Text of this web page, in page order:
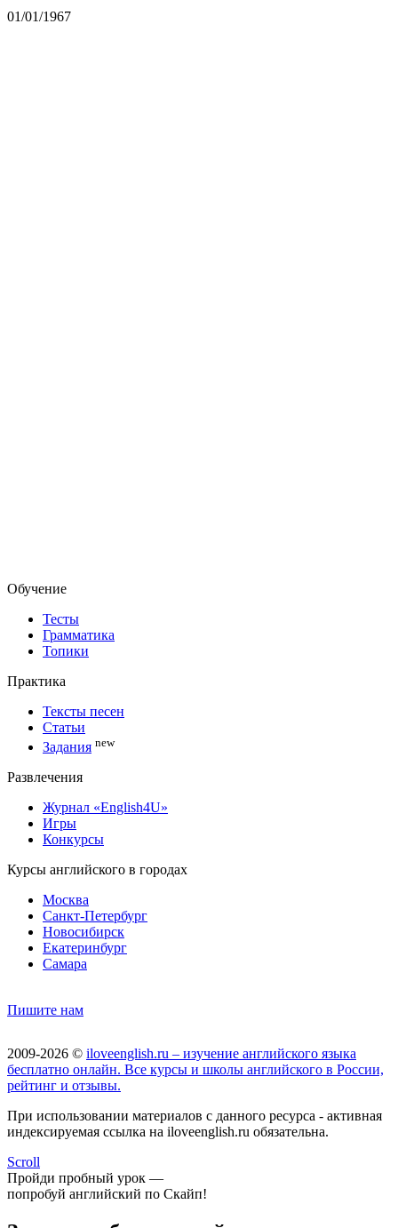
01/01/1967
Обучение
Тесты
Грамматика
Топики
Практика
Тексты песен
Статьи
Задания new
Развлечения
Журнал «English4U»
Игры
Конкурсы
Курсы английского в городах
Москва
Санкт-Петербург
Новосибирск
Екатеринбург
Самара
Пишите нам
2009-2026 © iloveenglish.ru – изучение английского языка
бесплатно онлайн. Все курсы и школы английского в России,
рейтинг и отзывы.
При использовании материалов с данного ресурса - активная
индексируемая ссылка на iloveenglish.ru обязательна.
Scroll
Пройди пробный урок —
попробуй английский по Скайп!